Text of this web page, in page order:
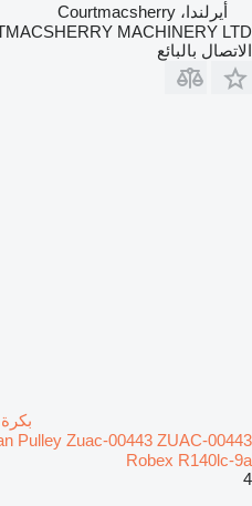
أيرلندا، Courtmacsherry
MACHINERY LTD
الاتصال بالبائع
Robex R140lc-9a
4